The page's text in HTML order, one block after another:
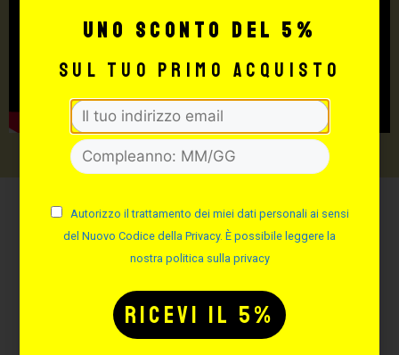
Potrebbe interessarti
anche:
uno sconto del 5%
sul tuo primo acquisto
Autorizzo il trattamento dei miei dati personali ai sensi
del Nuovo Codice della Privacy. È possibile leggere la
nostra politica sulla privacy